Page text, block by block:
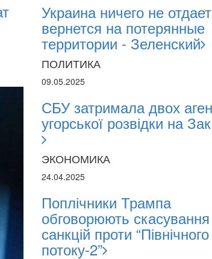
Oleksii Abasov: How
Investments and Hedge Risks
Украина ничего не
вернется на потерянные
территории - Зеленский
ПОЛИТИКА
09.05.2025
СБУ затримала двох
угорської розвідки на
ЭКОНОМИКА
24.04.2025
Поплічники Трампа
обговорюють скасування
санкцій проти “Північного
потоку-2”